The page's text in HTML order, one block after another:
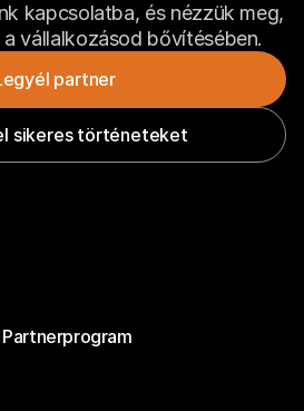
kapcsolatba, és nézzük meg,
vállalkozásod bővítésében.
partner
sikeres történeteket